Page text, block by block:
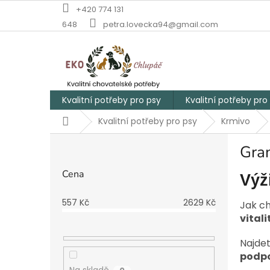
obsah
+420 774 131
648
petra.lovecka94@gmail.com
Kvalitní potřeby pro psy Kvalitní potřeby pro
DomůKvalitní potřeby pro psy Krmivo
Cena
557 Kč 2629 Kč Jak